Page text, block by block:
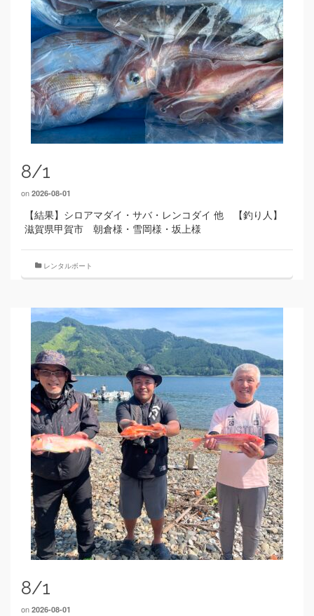
8/1
on 2026-08-01
【結果】シロアマダイ・サバ・レンコダイ 他 【釣り人】
滋賀県甲賀市 朝倉様・雪岡様・坂上様
レンタルボート
8/1
on 2026-08-01